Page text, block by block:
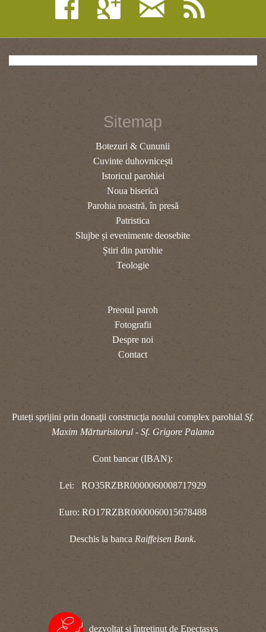
Sitemap
Botezuri & Cununii
Cuvinte duhovnicești
Istoricul parohiei
Noua biserică
Parohia noastră, în presă
Patristica
Slujbe și evenimente deosebite
Știri din parohie
Teologie
Preotul paroh
Fotografii
Despre noi
Contact
Puteți sprijini prin donaţii construcţia noului complex parohial Sf.
Maxim Mărturisitorul - Sf. Grigore Palama
Cont bancar (IBAN):
Lei: RO35RZBR0000060008717929
Euro: RO17RZBR0000060015678488
Deschis la bancaRaiffeisen Bank.
dezvoltat și întreținut de Epectasys